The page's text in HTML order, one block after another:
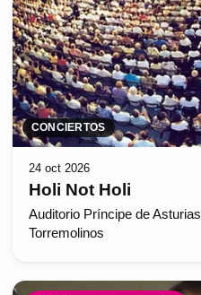
CONCIERTOS
24 oct 2026
Holi Not Holi
Auditorio Príncipe de Asturias
Torremolinos